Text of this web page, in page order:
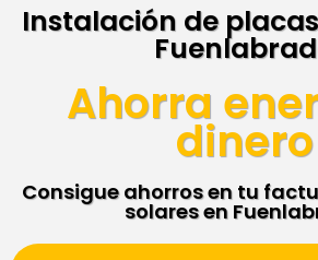
Instalación de
Ahorra
dinero
Consigue ahorros en tu
solares en